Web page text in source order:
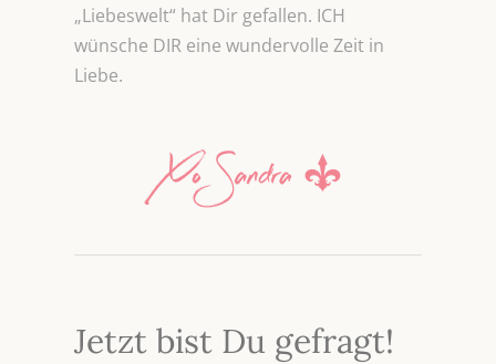
„Liebeswelt“ hat Dir gefallen. ICH
wünsche DIR eine wundervolle Zeit in
Liebe.
Jetzt bist Du gefragt!